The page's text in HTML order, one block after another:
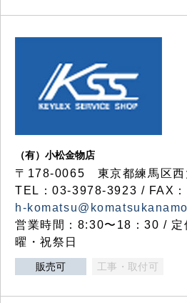
（有）小松金物店
〒178-0065 東京都練馬区西
TEL：03-3978-3923 / FAX
h-
営業時間：8:30〜18：30 / 定
曜・祝祭日
販売可 工事・取付可